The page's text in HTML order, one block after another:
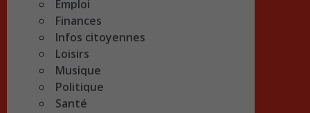
Emploi
Finances
Infos citoyennes
Loisirs
Musique
Politique
Santé